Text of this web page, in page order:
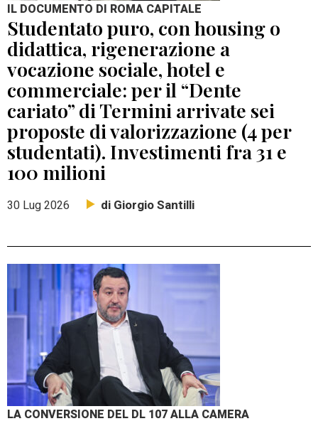
IL DOCUMENTO DI ROMA CAPITALE
Studentato puro, con housing o
didattica, rigenerazione a
vocazione sociale, hotel e
commerciale: per il “Dente
cariato” di Termini arrivate sei
proposte di valorizzazione (4 per
studentati). Investimenti fra 31 e
100 milioni
30 Lug 2026 di Giorgio Santilli
LA CONVERSIONE DEL DL 107 ALLA CAMERA